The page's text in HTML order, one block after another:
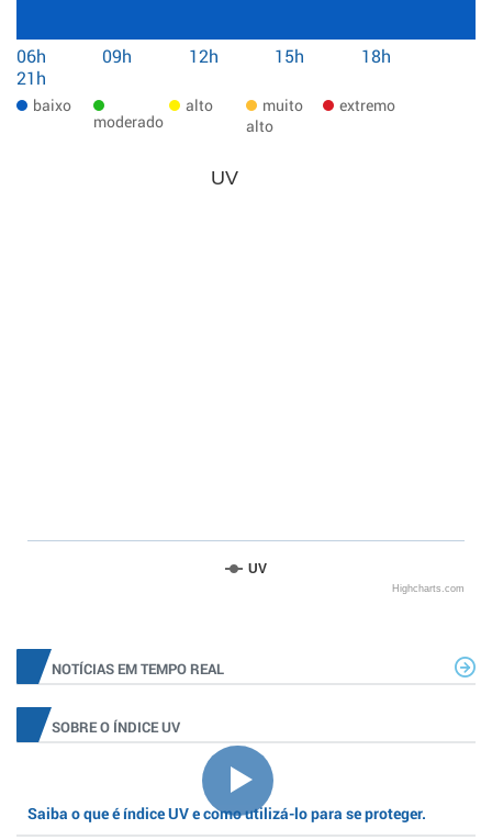
06h 09h 12h 15h
18h
21h
baixo
moderado
alto
muito
alto
extremo
UV
UV
Highcharts.com
NOTÍCIAS EM TEMPO REAL
SOBRE O ÍNDICE UV
Saiba o que é índice UV e como utilizá-lo para se proteger.